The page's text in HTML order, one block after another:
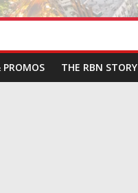
PROMOS THE RBN STORY